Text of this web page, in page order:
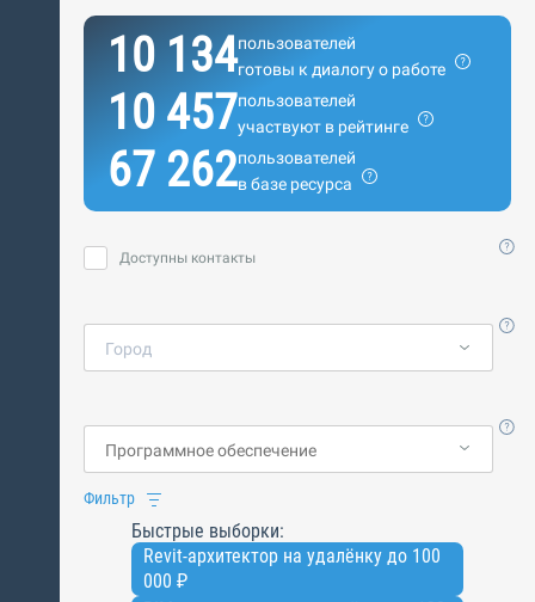
10 134пользователей
готовы к диалогу о работе
10 457пользователей
участвуют в рейтинге
67 262пользователей
в базе ресурса
Доступны контакты
Город
Фильтр
Быстрые выборки:
Revit-архитектор на удалёнку до 100
000 ₽